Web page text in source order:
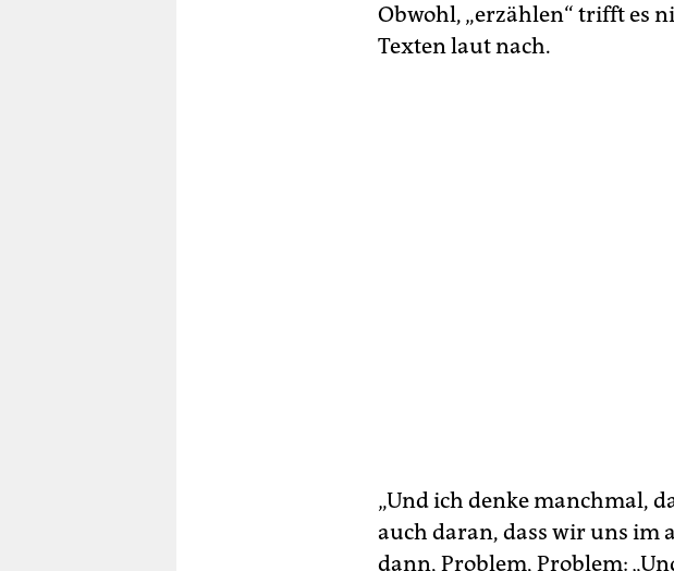
Obwohl, „erzählen“ trifft es
Texten laut nach.
„Und ich denke manchmal,
auch daran, dass wir uns im
dann, Problem, Problem: